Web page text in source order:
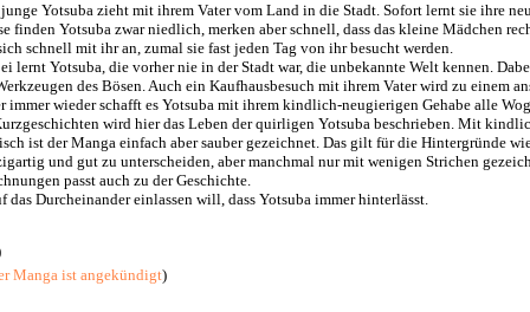
Yotsuba zieht mit ihrem Vater vom Land in die Stadt. Sofort lernt sie ihre
finden Yotsuba zwar niedlich, merken aber schnell, dass das kleine Mädchen
schnell mit ihr an, zumal sie fast jeden Tag von ihr besucht werden.
lernt Yotsuba, die vorher nie in der Stadt war, die unbekannte Welt kennen.
des Bösen. Auch ein Kaufhausbesuch mit ihrem Vater wird zu einem
immer wieder schafft es Yotsuba mit ihrem kindlich-neugierigen Gehabe alle
wird hier das Leben der quirligen Yotsuba beschrieben. Mit
ist der Manga einfach aber sauber gezeichnet. Das gilt für die Hintergründe
und gut zu unterscheiden, aber manchmal nur mit wenigen Strichen
passt auch zu der Geschichte.
Durcheinander einlassen will, dass Yotsuba immer hinterlässt.
Manga ist angekündigt)